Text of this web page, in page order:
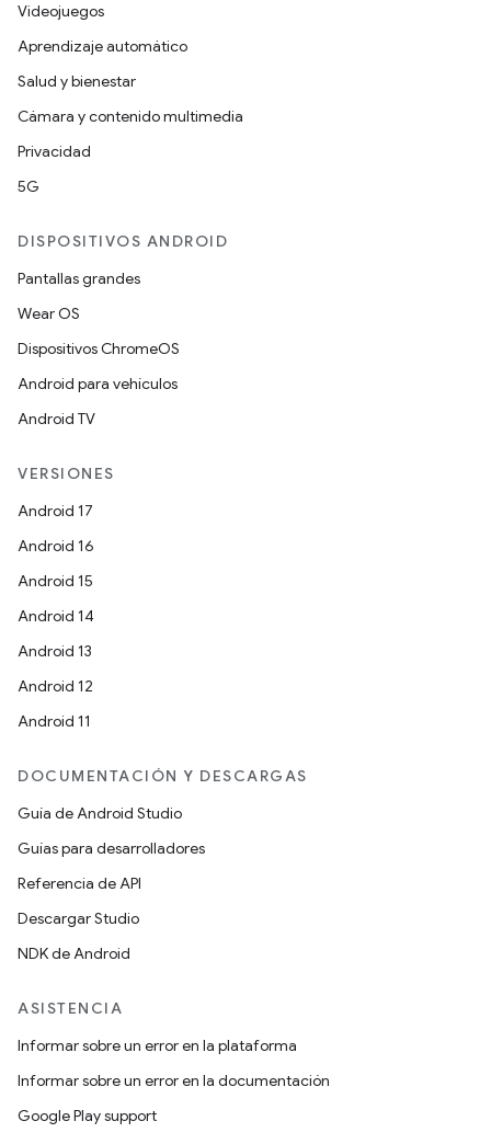
Videojuegos
Aprendizaje automático
Salud y bienestar
Cámara y contenido multimedia
Privacidad
5G
DISPOSITIVOS ANDROID
Pantallas grandes
Wear OS
Dispositivos ChromeOS
Android para vehículos
Android TV
VERSIONES
Android 17
Android 16
Android 15
Android 14
Android 13
Android 12
Android 11
DOCUMENTACIÓN Y DESCARGAS
Guía de Android Studio
Guías para desarrolladores
Referencia de API
Descargar Studio
NDK de Android
ASISTENCIA
Informar sobre un error en la plataforma
Informar sobre un error en la documentación
Google Play support